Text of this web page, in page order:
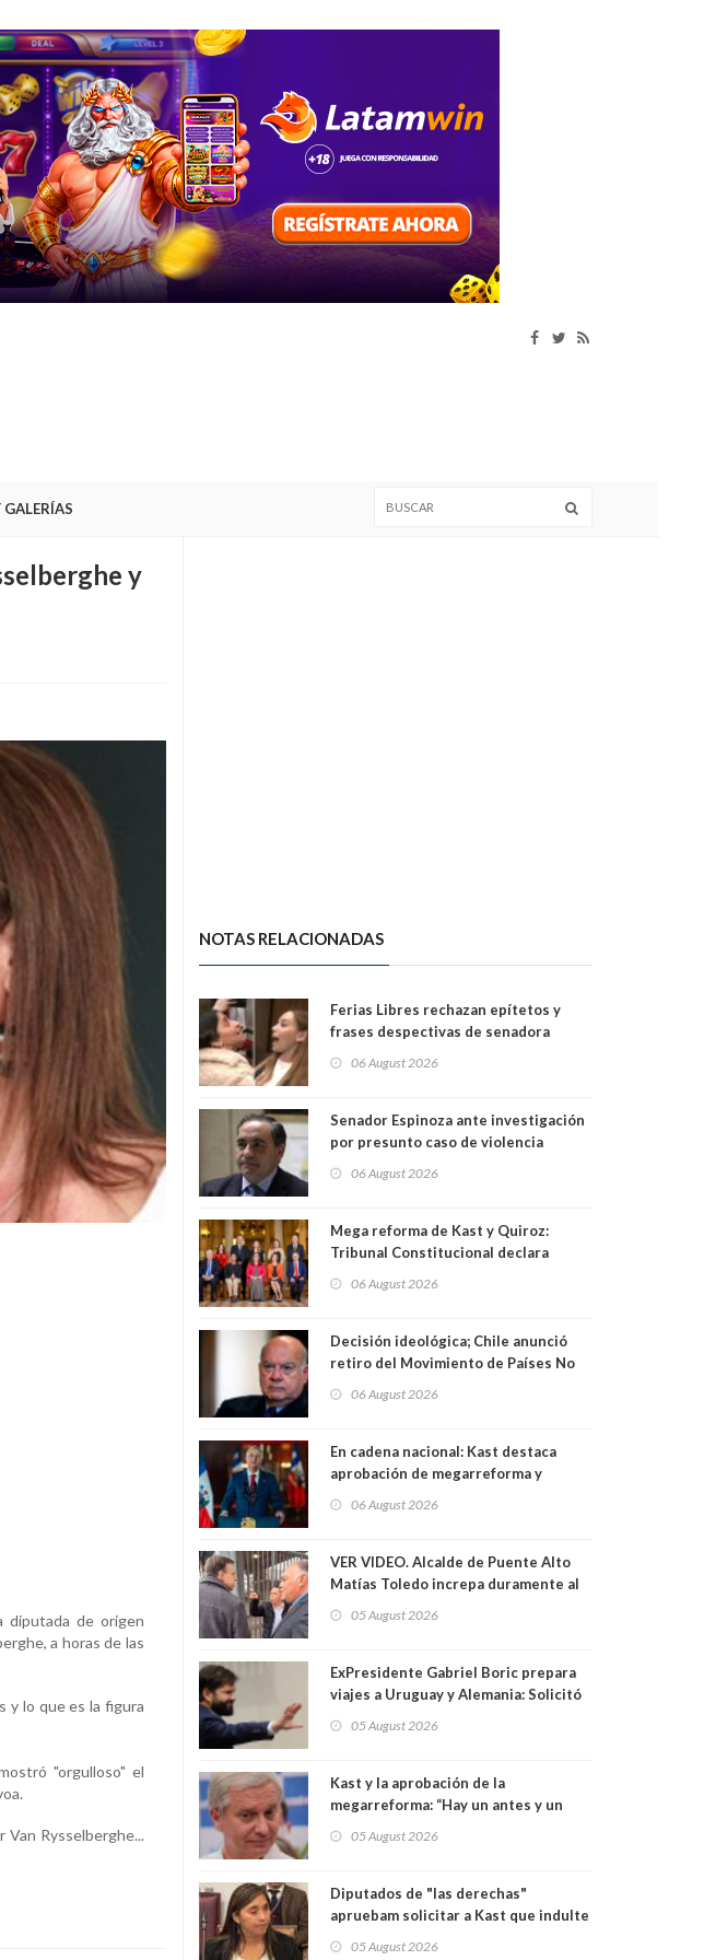
y
diputada de origen
a horas de las
y lo que es la figura
"orgulloso" el
Rysselberghe...
NOTAS RELACIONADAS
Ferias Libres rechazan epítetos y
frases despectivas de senadora
senadora Campillai
06 August 2026
Senador Espinoza ante investigación
por presunto caso de violencia
mi contra". PS entregó antecedentes
06 August 2026
Mega reforma de Kast y Quiroz:
Tribunal Constitucional declara
la oposición
06 August 2026
Decisión ideológica; Chile anunció
retiro del Movimiento de Países No
formaba parte desde 1971.
06 August 2026
En cadena nacional: Kast destaca
aprobación de megarreforma y
Organizado y el Terrorismo
06 August 2026
VER VIDEO. Alcalde de Puente Alto
Matías Toledo increpa duramente al
crisis de seguridad. "El delegado
05 August 2026
ExPresidente Gabriel Boric prepara
viajes a Uruguay y Alemania: Solicitó
05 August 2026
Kast y la aprobación de la
megarreforma: “Hay un antes y un
05 August 2026
Diputados de "las derechas"
apruebam solicitar a Kast que indulte
05 August 2026